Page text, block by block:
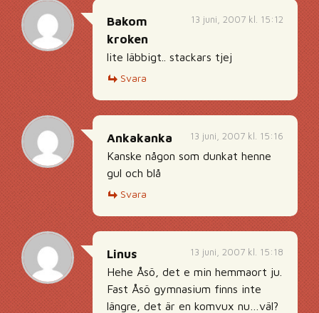
13 juni, 2007 kl. 15:12
Bakom
kroken
lite läbbigt.. stackars tjej
Svara
13 juni, 2007 kl. 15:16
Ankakanka
Kanske någon som dunkat henne
gul och blå
Svara
13 juni, 2007 kl. 15:18
Linus
Hehe Åsö, det e min hemmaort ju.
Fast Åsö gymnasium finns inte
längre, det är en komvux nu…väl?